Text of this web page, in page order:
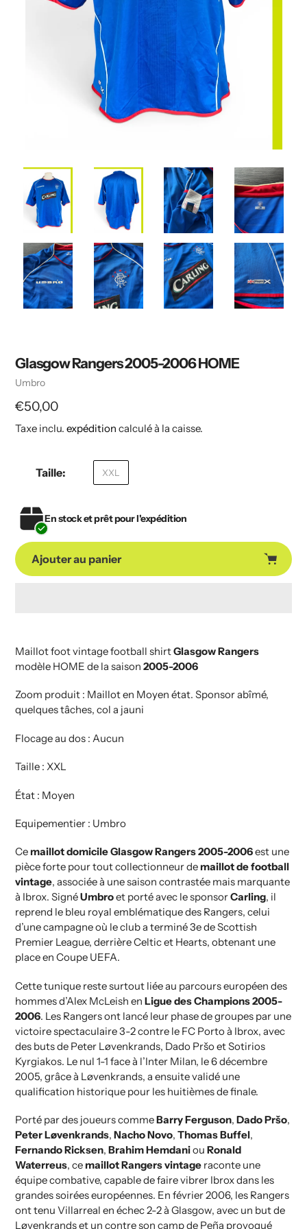
Glasgow Rangers 2005-2006 HOME
Vendeuse
Umbro
Prix
€50,00
Taxe inclu. expédition calculé à la caisse.
Taille: XXL
En stock et prêt pour l'expédition
Ajouter au panier
produit
à
panier
Maillot foot vintage football shirtGlasgow Rangers
modèle HOME de la saison 2005-2006
Zoom produit : Maillot en Moyen état. Sponsor abîmé,
quelques tâches, col a jauni
Flocage au dos : Aucun
Taille : XXL
État : Moyen
Equipementier : Umbro
Ce maillot domicile Glasgow Rangers 2005-2006est une
pièce forte pour tout collectionneur de maillot de football
vintage, associée à une saison contrastée mais marquante
à Ibrox. SignéUmbroet porté avec le sponsorCarling, il
reprend le bleu royal emblématique des Rangers, celui
d’une campagne où le club a terminé 3e de Scottish
Premier League, derrière Celtic et Hearts, obtenant une
place en Coupe UEFA.
Cette tunique reste surtout liée au parcours européen des
hommes d’Alex McLeish en Ligue des Champions 2005-
2006. Les Rangers ont lancé leur phase de groupes par une
victoire spectaculaire 3-2 contre le FC Porto à Ibrox, avec
des buts de Peter Løvenkrands, Dado Pršo et Sotirios
Kyrgiakos. Le nul 1-1 face à l’Inter Milan, le 6 décembre
2005, grâce à Løvenkrands, a ensuite validé une
qualification historique pour les huitièmes de finale.
Porté par des joueurs commeBarry Ferguson, Dado Pršo,
Peter Løvenkrands, Nacho Novo, Thomas Buffel,
Fernando Ricksen, Brahim Hemdaniou Ronald
Waterreus, ce maillot Rangers vintage raconte une
équipe combative, capable de faire vibrer Ibrox dans les
grandes soirées européennes. En février 2006, les Rangers
ont tenu Villarreal en échec 2-2 à Glasgow, avec un but de
Løvenkrands et un contre son camp de Peña provoqué